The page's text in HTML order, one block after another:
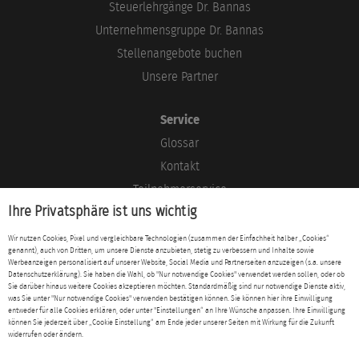
Steuerlehrgänge Dr. Bannas
Unternehmensgruppe Dr. Bannas
Stellenangebote buchen
Unsere Partner
Service
Glossar
Kontakt
Teilnehmerservice
Blog
Rechtliches
Impressum
Datenschutz
AGB
Ihre Privatsphäre ist uns wichtig
Wir nutzen Cookies, Pixel und vergleichbare Technologien (zusammen der Einfachheit halber „Cookies“
genannt), auch von Dritten, um unsere Dienste anzubieten, stetig zu verbessern und Inhalte sowie
Werbeanzeigen personalisiert auf unserer Website, Social Media und Partnerseiten anzuzeigen (s.a. unsere
Datenschutzerklärung). Sie haben die Wahl, ob "Nur notwendige Cookies" verwendet werden sollen, oder ob
Sie darüber hinaus weitere Cookies akzeptieren möchten. Standardmäßig sind nur notwendige Dienste aktiv,
was Sie unter "Nur notwendige Cookies" verwenden bestätigen können. Sie können hier ihre Einwilligung
entweder für alle Cookies erklären, oder unter "Einstellungen“ an Ihre Wünsche anpassen. Ihre Einwilligung
können Sie jederzeit über „Cookie Einstellung“ am Ende jeder unserer Seiten mit Wirkung für die Zukunft
widerrufen oder ändern.